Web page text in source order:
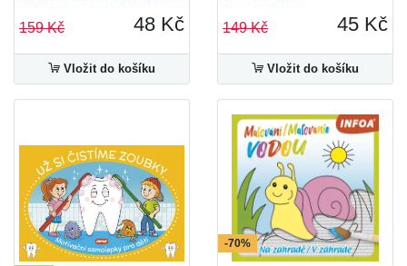
159 Kč 48 Kč
Vložit do košíku
149 Kč 45 Kč
Vložit do košíku
-70%